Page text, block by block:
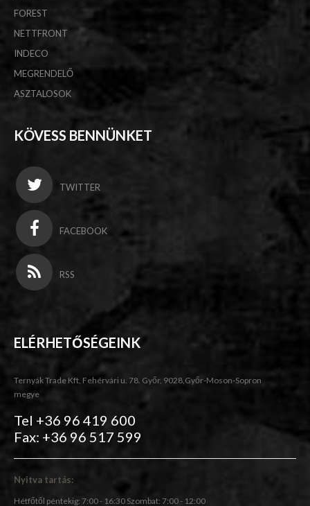
FOREST
NETTFRONT
INDECO
MEGRENDELŐ
ASZTALOSOK
KÖVESS BENNÜNKET
TWITTER
FACEBOOK
RSS
ELÉRHETŐSÉGEINK
Ternyák Trade Kft, Fehérvári u. 78. Győr, 9028,Győr-Moson-Sopron
megye
Tel +36 96 419 600
Fax: +36 96 517 599
Nyitva tartás:
Hétfőtől péntekig: 7:00 - 16:30 Szombat: 7:00 - 12:00